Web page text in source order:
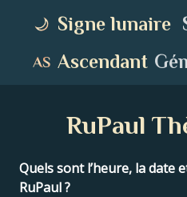
Signe lunaire
Ascendant
RuPaul
Quels sont l’heure, la date
RuPaul ?